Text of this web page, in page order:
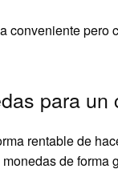
conveniente
para
rentable de
de forma